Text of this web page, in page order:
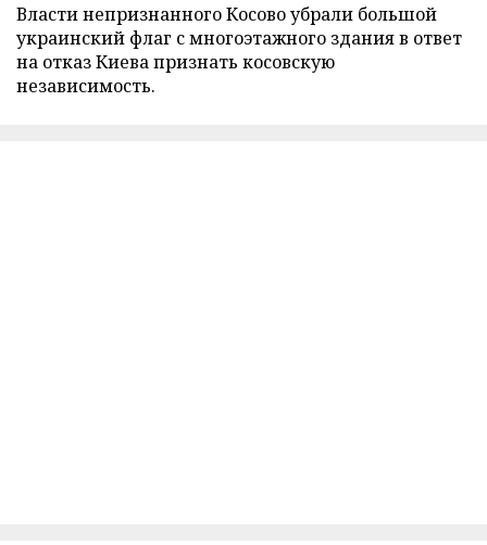
Власти непризнанного Косово убрали большой
украинский флаг с многоэтажного здания в ответ
на отказ Киева признать косовскую
независимость.